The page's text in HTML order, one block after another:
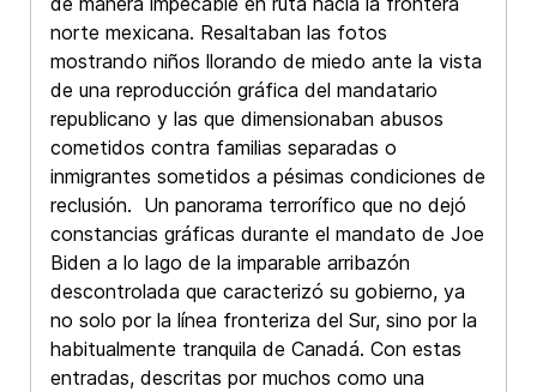
norte mexicana. Resaltaban las fotos
mostrando niños llorando de miedo ante la vista
de una reproducción gráfica del mandatario
republicano y las que dimensionaban abusos
cometidos contra familias separadas o
inmigrantes sometidos a pésimas condiciones de
reclusión. Un panorama terrorífico que no dejó
constancias gráficas durante el mandato de Joe
Biden a lo lago de la imparable arribazón
descontrolada que caracterizó su gobierno, ya
no solo por la línea fronteriza del Sur, sino por la
habitualmente tranquila de Canadá. Con estas
entradas, descritas por muchos como una